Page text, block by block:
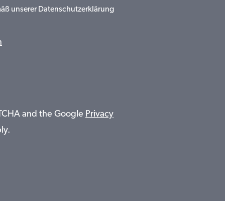
unserer Datenschutzerklärung
and the Google Privacy